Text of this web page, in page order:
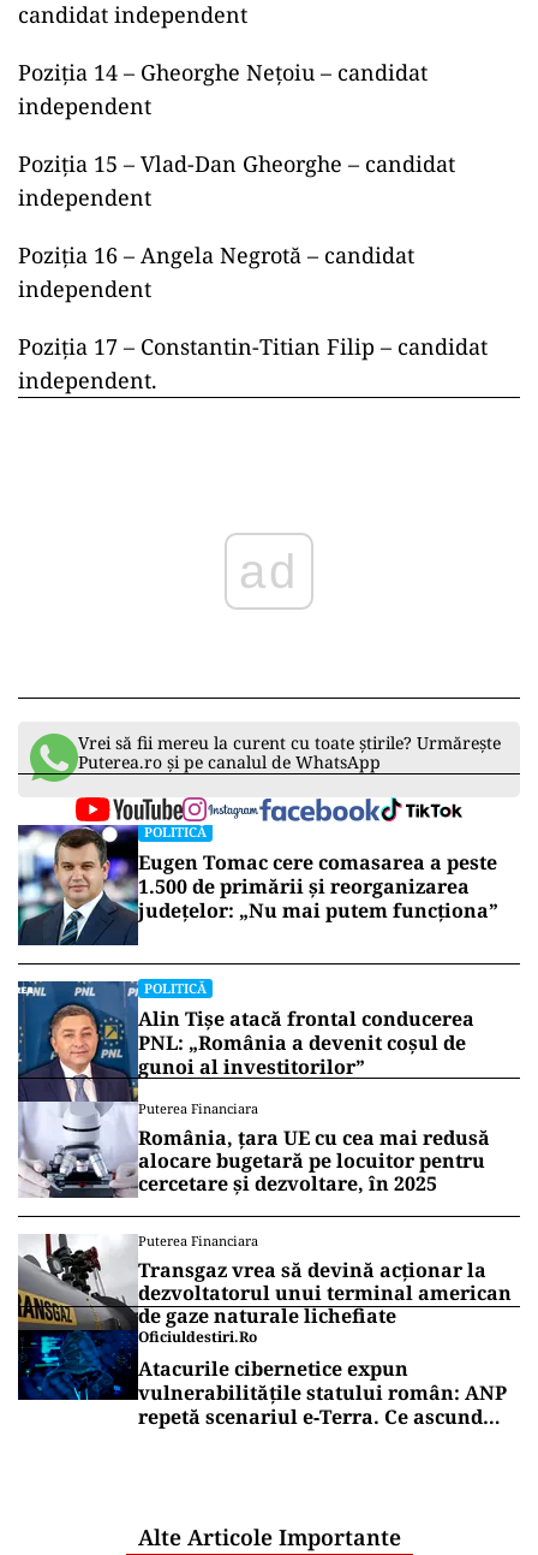
candidat independent
Poziţia 14 – Gheorghe Neţoiu – candidat
independent
Poziţia 15 – Vlad-Dan Gheorghe – candidat
independent
Poziţia 16 – Angela Negrotă – candidat
independent
Poziţia 17 – Constantin-Titian Filip – candidat
independent.
ad
Vrei să fii mereu la curent cu toate știrile? Urmărește
Puterea.ro și pe canalul de WhatsApp
POLITICĂ
Eugen Tomac cere comasarea a peste
1.500 de primării și reorganizarea
județelor: „Nu mai putem funcționa”
POLITICĂ
Alin Tișe atacă frontal conducerea
PNL: „România a devenit coșul de
gunoi al investitorilor”
Puterea Financiara
România, țara UE cu cea mai redusă
alocare bugetară pe locuitor pentru
cercetare și dezvoltare, în 2025
Puterea Financiara
Transgaz vrea să devină acționar la
dezvoltatorul unui terminal american
de gaze naturale lichefiate
Oficiuldestiri.ro
Atacurile cibernetice expun
vulnerabilitățile statului român: ANP
repetă scenariul e‑Terra. Ce ascund
Alte Articole Importante